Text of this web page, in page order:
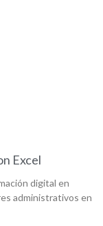
Excel
digital en
administrativos en